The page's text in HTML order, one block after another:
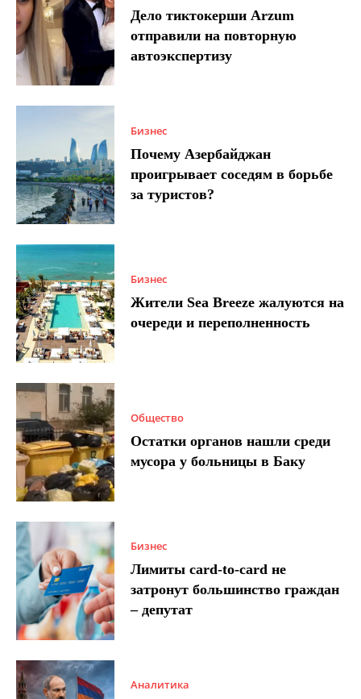
Дело тиктокерши Arzum
отправили на повторную
автоэкспертизу
Бизнес
Почему Азербайджан
проигрывает соседям в борьбе
за туристов?
Бизнес
Жители Sea Breeze жалуются на
очереди и переполненность
Общество
Остатки органов нашли среди
мусора у больницы в Баку
Бизнес
Лимиты card-to-card не
затронут большинство граждан
– депутат
Аналитика